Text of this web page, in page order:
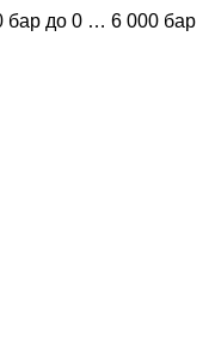
бар до 0 … 6 000 бар